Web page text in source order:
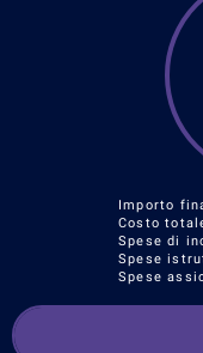
Importo
Costo
Spese di
Spese
Spese